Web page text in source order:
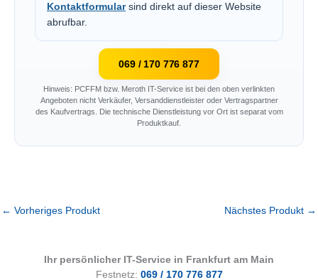
Kontaktformularsind direkt auf dieser Website
abrufbar.
069 / 170 776 877
Hinweis: PCFFM bzw. Meroth IT-Service ist bei den oben verlinkten
Angeboten nicht Verkäufer, Versanddienstleister oder Vertragspartner
des Kaufvertrags. Die technische Dienstleistung vor Ort ist separat vom
Produktkauf.
← Vorheriges Produkt Nächstes Produkt →
Ihr persönlicher IT-Service in Frankfurt am Main
Festnetz: 069 / 170 776 877